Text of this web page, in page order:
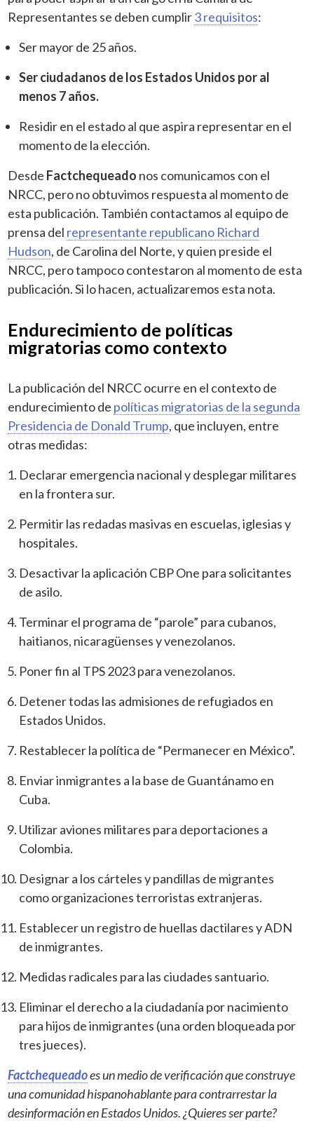
Representantes se deben cumplir3 requisitos:
Ser mayor de 25 años.
Ser ciudadanos de los Estados Unidos por al
menos 7 años.
Residir en el estado al que aspira representar en el
momento de la elección.
Desde Factchequeado nos comunicamos con el
NRCC, pero no obtuvimos respuesta al momento de
esta publicación. También contactamos al equipo de
prensa del representante republicano Richard
Hudson, de Carolina del Norte, y quien preside el
NRCC, pero tampoco contestaron al momento de esta
publicación. Si lo hacen, actualizaremos esta nota.
Endurecimiento de políticas
migratorias como contexto
La publicación del NRCC ocurre en el contexto de
endurecimiento de políticas migratorias de la segunda
Presidencia de Donald Trump, que incluyen, entre
otras medidas:
Declarar emergencia nacional y desplegar militares
en la frontera sur.
Permitir las redadas masivas en escuelas, iglesias y
hospitales.
Desactivar la aplicación CBP One para solicitantes
de asilo.
Terminar el programa de “parole” para cubanos,
haitianos, nicaragüenses y venezolanos.
Poner fin al TPS 2023 para venezolanos.
Detener todas las admisiones de refugiados en
Estados Unidos.
Restablecer la política de “Permanecer en México”.
Enviar inmigrantes a la base de Guantánamo en
Cuba.
Utilizar aviones militares para deportaciones a
Colombia.
Designar a los cárteles y pandillas de migrantes
como organizaciones terroristas extranjeras.
Establecer un registro de huellas dactilares y ADN
de inmigrantes.
Medidas radicales para las ciudades santuario.
Eliminar el derecho a la ciudadanía por nacimiento
para hijos de inmigrantes (una orden bloqueada por
tres jueces).
Factchequeadoes un medio de verificación que construye
una comunidad hispanohablante para contrarrestar la
desinformación en Estados Unidos. ¿Quieres ser parte?